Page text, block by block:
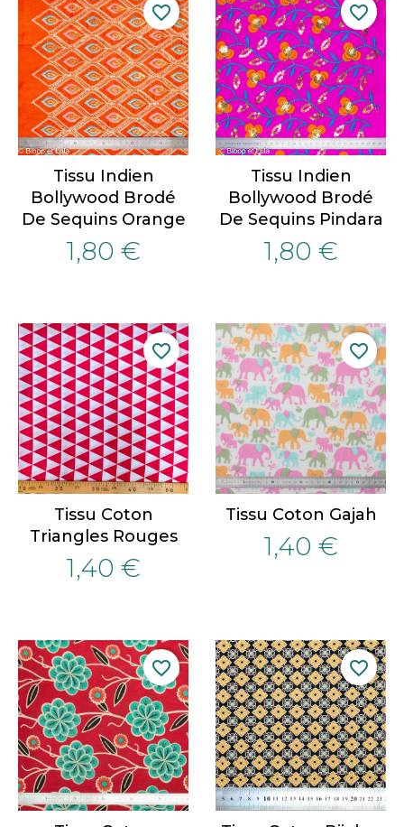
Tissu Indien
Bollywood Brodé
De Sequins Orange
1,80 €
favorite_border
Tissu Indien
Bollywood Brodé
De Sequins Pindara
1,80 €
favorite_border
Tissu Coton
Triangles Rouges
1,40 €
favorite_border
Tissu Coton Gajah
1,40 €
favorite_border
favorite_border favorite_border